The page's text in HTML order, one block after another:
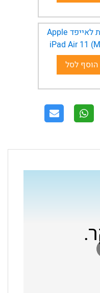
מגן מסך זכוכית לאייפד Apple
iPad Air 11
הוסף לסל